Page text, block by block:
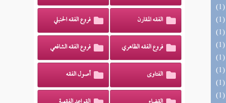
الفقه المقارن فروع الفقه الحنبلي
فروع الفقه الظاهري فروع الفقه الشافعي
الفتاوى أصول الفقه